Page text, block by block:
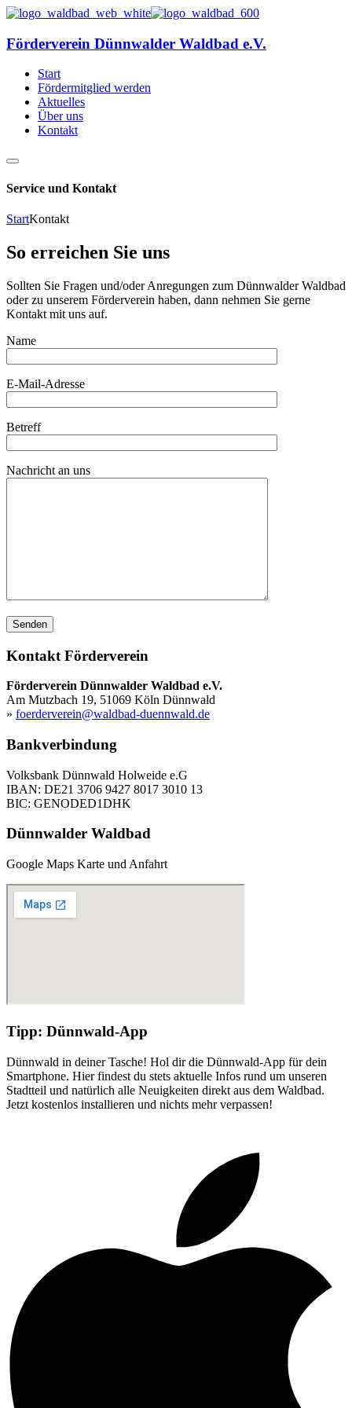
Förderverein Dünnwalder Waldbad e.V.
Start
Fördermitglied werden
Aktuelles
Über uns
Kontakt
Service und Kontakt
StartKontakt
So erreichen Sie uns
Sollten Sie Fragen und/oder Anregungen zum Dünnwalder Waldbad
oder zu unserem Förderverein haben, dann nehmen Sie gerne
Kontakt mit uns auf.
Name
E-Mail-Adresse
Betreff
Nachricht an uns
Kontakt Förderverein
Förderverein Dünnwalder Waldbad e.V.
Am Mutzbach 19, 51069 Köln Dünnwald
» foerderverein@waldbad-duennwald.de
Bankverbindung
Volksbank Dünnwald Holweide e.G
IBAN: DE21 3706 9427 8017 3010 13
BIC: GENODED1DHK
Dünnwalder Waldbad
Google Maps Karte und Anfahrt
Tipp: Dünnwald-App
Dünnwald in deiner Tasche! Hol dir die Dünnwald-App für dein
Smartphone. Hier findest du stets aktuelle Infos rund um unseren
Stadtteil und natürlich alle Neuigkeiten direkt aus dem Waldbad.
Jetzt kostenlos installieren und nichts mehr verpassen!